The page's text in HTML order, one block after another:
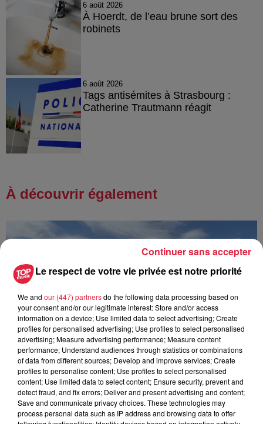
6 août 2026
À Hoerdt, de l’eau brune sort des
robinets
6 août 2026
Tags antisémites à Strasbourg :
Catherine Trautmann réagit
À découvrir également
Les sentiers poussettes de la Vallée de Villé
Le respect de votre vie privée est notre priorité
We and our (447) partnersdo the following data processing based on
your consent and/or our legitimate interest: Store and/or access
information on a device; Use limited data to select advertising; Create
profiles for personalised advertising; Use profiles to select personalised
advertising; Measure advertising performance; Measure content
performance; Understand audiences through statistics or combinations
of data from different sources; Develop and improve services; Create
profiles to personalise content; Use profiles to select personalised
content; Use limited data to select content; Ensure security, prevent and
detect fraud, and fix errors; Deliver and present advertising and content;
Save and communicate privacy choices. These technologies may
process personal data such as IP address and browsing data to offer
Continuer sans accepter